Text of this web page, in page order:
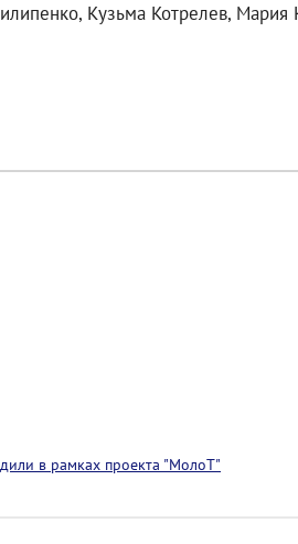
Кузьма Котрелев, Мария
в рамках проекта "МолоТ"